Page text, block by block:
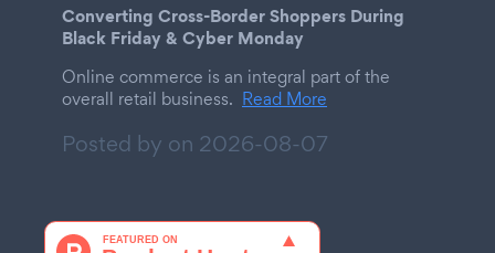
Converting Cross-Border Shoppers During
Black Friday & Cyber Monday
Online commerce is an integral part of the
overall retail business. Read More
Posted by on 2026-08-07